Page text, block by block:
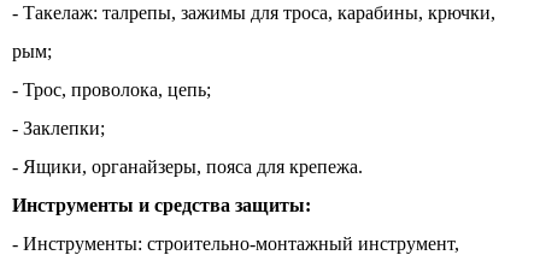
- Такелаж: талрепы, зажимы для троса, карабины, крючки,
рым;
- Трос, проволока, цепь;
- Заклепки;
- Ящики, органайзеры, пояса для крепежа.
Инструменты и средства защиты:
- Инструменты: строительно-монтажный инструмент,